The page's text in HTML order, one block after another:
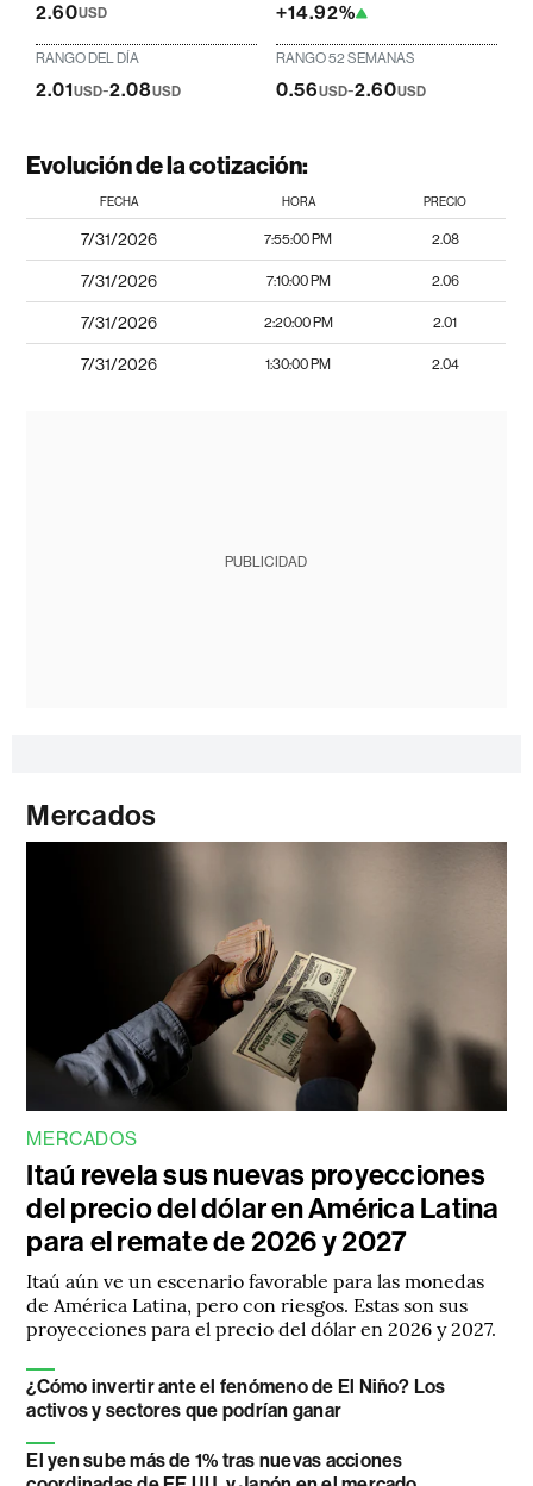
2.60USD +14.92%
RANGO DEL DÍA
2.01USD-2.08USD
RANGO 52 SEMANAS
0.56USD-2.60USD
Evolución de la cotización:
FECHA HORA PRECIO
7/31/2026 7:55:00 PM 2.08
7/31/2026 7:10:00 PM 2.06
7/31/2026 2:20:00 PM 2.01
7/31/2026 1:30:00 PM 2.04
PUBLICIDAD
Mercados
MERCADOS
Itaú revela sus nuevas proyecciones
del precio del dólar en América Latina
para el remate de 2026 y 2027
Itaú aún ve un escenario favorable para las monedas
de América Latina, pero con riesgos. Estas son sus
proyecciones para el precio del dólar en 2026 y 2027.
¿Cómo invertir ante el fenómeno de El Niño? Los
activos y sectores que podrían ganar
El yen sube más de 1% tras nuevas acciones